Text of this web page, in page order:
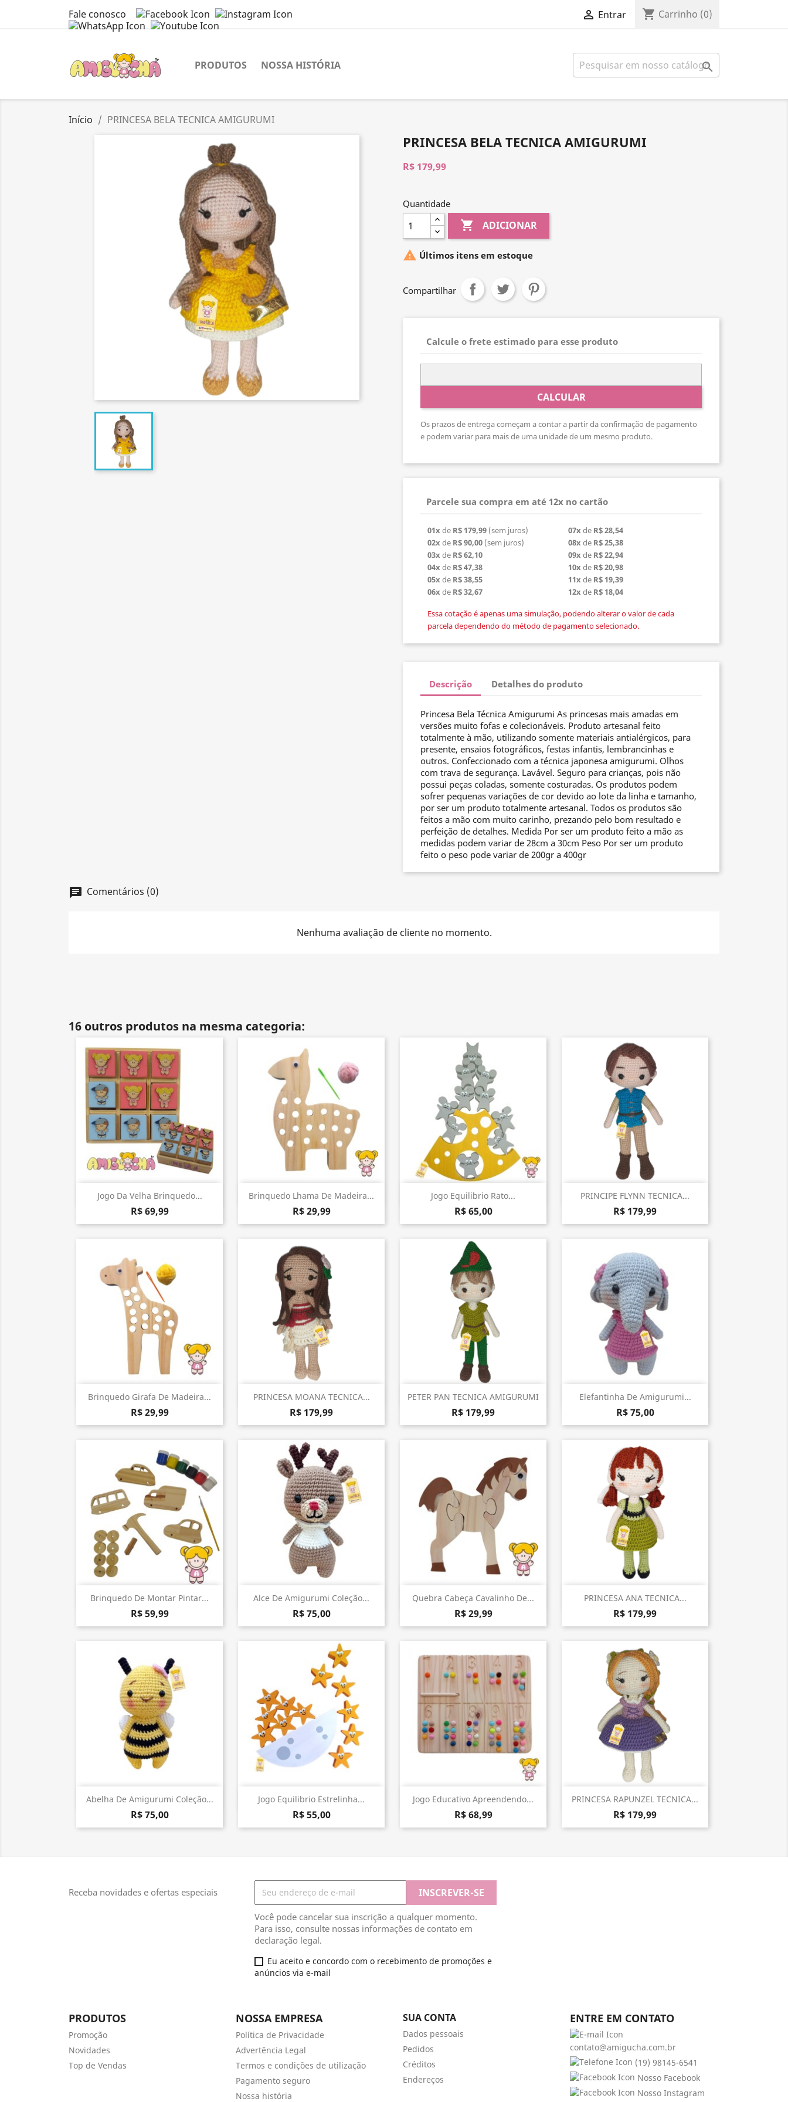
Fale conosco  Entrar shopping_cart Carrinho (0)
PRODUTOS NOSSA HISTÓRIA 
Início PRINCESA BELA TECNICA AMIGURUMI
PRINCESA BELA TECNICA AMIGURUMI
R$ 179,99
Quantidade
 ADICIONAR
 Últimos itens em estoque
Compartilhar
Calcule o frete estimado para esse produto
CALCULAR
Os prazos de entrega começam a contar a partir da confirmação de pagamento
e podem variar para mais de uma unidade de um mesmo produto.
Parcele sua compra em até 12x no cartão
01x de R$ 179,99 (sem juros)
02x de R$ 90,00 (sem juros)
03x de R$ 62,10
04x de R$ 47,38
05x de R$ 38,55
06x de R$ 32,67
07x de R$ 28,54
08x de R$ 25,38
09x de R$ 22,94
10x de R$ 20,98
11x de R$ 19,39
12x de R$ 18,04
Essa cotação é apenas uma simulação, podendo alterar o valor de cada
parcela dependendo do método de pagamento selecionado.
Descrição Detalhes do produto
Princesa Bela Técnica Amigurumi As princesas mais amadas em
versões muito fofas e colecionáveis. Produto artesanal feito
totalmente à mão, utilizando somente materiais antialérgicos, para
presente, ensaios fotográficos, festas infantis, lembrancinhas e
outros. Confeccionado com a técnica japonesa amigurumi. Olhos
com trava de segurança. Lavável. Seguro para crianças, pois não
possui peças coladas, somente costuradas. Os produtos podem
sofrer pequenas variações de cor devido ao lote da linha e tamanho,
por ser um produto totalmente artesanal. Todos os produtos são
feitos a mão com muito carinho, prezando pelo bom resultado e
perfeição de detalhes. Medida Por ser um produto feito a mão as
medidas podem variar de 28cm a 30cm Peso Por ser um produto
feito o peso pode variar de 200gr a 400gr
chat Comentários (0)
Nenhuma avaliação de cliente no momento.
16 outros produtos na mesma categoria:
Jogo Da Velha Brinquedo...
R$ 69,99
Visualização rápida Brinquedo Lhama De Madeira...
R$ 29,99
Visualização rápida Jogo Equilibrio Rato...
R$ 65,00
Visualização rápida PRINCIPE FLYNN TECNICA...
R$ 179,99
Visualização rápida
Brinquedo Girafa De Madeira...
R$ 29,99
Visualização rápida PRINCESA MOANA TECNICA...
R$ 179,99
Visualização rápida PETER PAN TECNICA AMIGURUMI
R$ 179,99
Visualização rápida Elefantinha De Amigurumi...
R$ 75,00
Visualização rápida
Brinquedo De Montar Pintar...
R$ 59,99
Visualização rápida Alce De Amigurumi Coleção...
R$ 75,00
Visualização rápida Quebra Cabeça Cavalinho De...
R$ 29,99
Visualização rápida PRINCESA ANA TECNICA...
R$ 179,99
Visualização rápida
Abelha De Amigurumi Coleção...
R$ 75,00
Visualização rápida Jogo Equilibrio Estrelinha...
R$ 55,00
Visualização rápida Jogo Educativo Apreendendo...
R$ 68,99
Visualização rápida PRINCESA RAPUNZEL TECNICA...
R$ 179,99
Visualização rápida
Receba novidades e ofertas especiais
Você pode cancelar sua inscrição a qualquer momento.
Para isso, consulte nossas informações de contato em
declaração legal.
Eu aceito e concordo com o recebimento de promoções e
anúncios via e-mail
PRODUTOS
Promoção
Novidades
Top de Vendas
NOSSA EMPRESA
Política de Privacidade
Advertência Legal
Termos e condições de utilização
Pagamento seguro
Nossa história
SUA CONTA
Dados pessoais
Pedidos
Créditos
Endereços
ENTRE EM CONTATO
contato@amigucha.com.br
(19) 98145-6541
Nosso Facebook
Nosso Instagram